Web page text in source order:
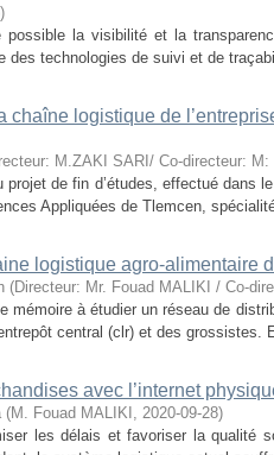
)
la visibilité et la
des technologies de suivi et de
chaîne logistique de
M.ZAKI SARI/ Co-directeur:
de fin d’études, effectué dans
Appliquées de Tlemcen,
logistique agro-alimentaire
(Directeur: Mr. Fouad MALIKI / Co-
mémoire à étudier un réseau de
central (clr) et des grossistes.
avec l’internet
(M. Fouad MALIKI , 2020-09-28)
les délais et favoriser la qualité